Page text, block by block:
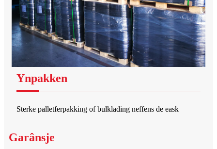
Ynpakken
Sterke palletferpakking of bulklading neffens de eask
Garânsje